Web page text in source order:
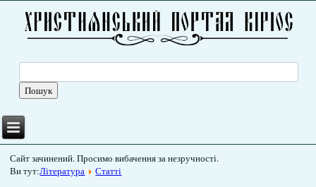
Сайт зачинений. Просимо вибачення за незручності.
Ви тут:Література Статті